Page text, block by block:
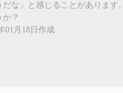
な」と感じることがあります。
？
01月18日作成